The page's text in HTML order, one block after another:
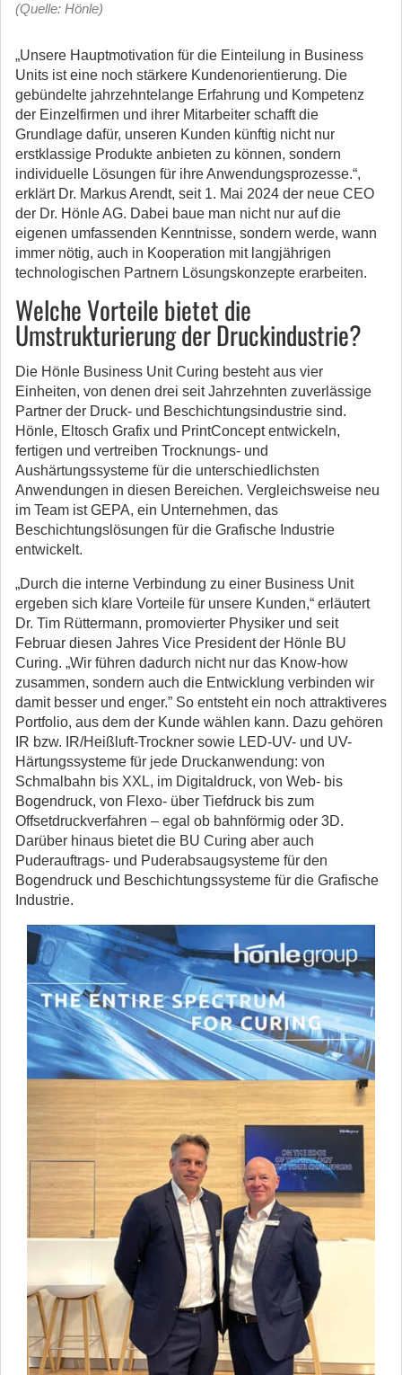
(Quelle: Hönle)
„Unsere Hauptmotivation für die Einteilung in Business
Units ist eine noch stärkere Kundenorientierung. Die
gebündelte jahrzehntelange Erfahrung und Kompetenz
der Einzelfirmen und ihrer Mitarbeiter schafft die
Grundlage dafür, unseren Kunden künftig nicht nur
erstklassige Produkte anbieten zu können, sondern
individuelle Lösungen für ihre Anwendungsprozesse.“,
erklärt Dr. Markus Arendt, seit 1. Mai 2024 der neue CEO
der Dr. Hönle AG. Dabei baue man nicht nur auf die
eigenen umfassenden Kenntnisse, sondern werde, wann
immer nötig, auch in Kooperation mit langjährigen
technologischen Partnern Lösungskonzepte erarbeiten.
Welche Vorteile bietet die
Umstrukturierung der Druckindustrie?
Die Hönle Business Unit Curing besteht aus vier
Einheiten, von denen drei seit Jahrzehnten zuverlässige
Partner der Druck- und Beschichtungsindustrie sind.
Hönle, Eltosch Grafix und PrintConcept entwickeln,
fertigen und vertreiben Trocknungs- und
Aushärtungssysteme für die unterschiedlichsten
Anwendungen in diesen Bereichen. Vergleichsweise neu
im Team ist GEPA, ein Unternehmen, das
Beschichtungslösungen für die Grafische Industrie
entwickelt.
„Durch die interne Verbindung zu einer Business Unit
ergeben sich klare Vorteile für unsere Kunden,“ erläutert
Dr. Tim Rüttermann, promovierter Physiker und seit
Februar diesen Jahres Vice President der Hönle BU
Curing. „Wir führen dadurch nicht nur das Know-how
zusammen, sondern auch die Entwicklung verbinden wir
damit besser und enger.” So entsteht ein noch attraktiveres
Portfolio, aus dem der Kunde wählen kann. Dazu gehören
IR bzw. IR/Heißluft-Trockner sowie LED-UV- und UV-
Härtungssysteme für jede Druckanwendung: von
Schmalbahn bis XXL, im Digitaldruck, von Web- bis
Bogendruck, von Flexo- über Tiefdruck bis zum
Offsetdruckverfahren – egal ob bahnförmig oder 3D.
Darüber hinaus bietet die BU Curing aber auch
Puderauftrags- und Puderabsaugsysteme für den
Bogendruck und Beschichtungssysteme für die Grafische
Industrie.